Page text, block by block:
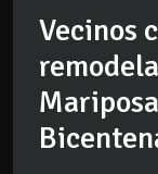
Vecinos